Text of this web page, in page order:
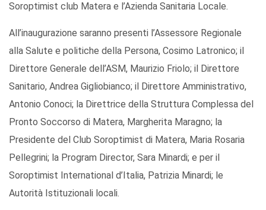
Soroptimist club Matera e l’Azienda Sanitaria Locale.
All’inaugurazione saranno presenti l’Assessore Regionale
alla Salute e politiche della Persona, Cosimo Latronico; il
Direttore Generale dell’ASM, Maurizio Friolo; il Direttore
Sanitario, Andrea Gigliobianco; il Direttore Amministrativo,
Antonio Conoci; la Direttrice della Struttura Complessa del
Pronto Soccorso di Matera, Margherita Maragno; la
Presidente del Club Soroptimist di Matera, Maria Rosaria
Pellegrini; la Program Director, Sara Minardi; e per il
Soroptimist International d’Italia, Patrizia Minardi; le
Autorità Istituzionali locali.